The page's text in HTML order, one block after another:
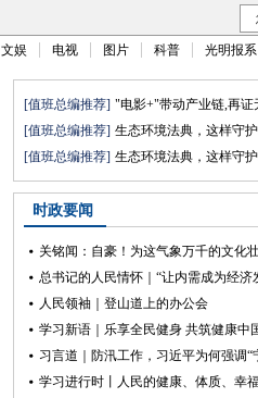
文娱 电视 图片 科普 光明报系